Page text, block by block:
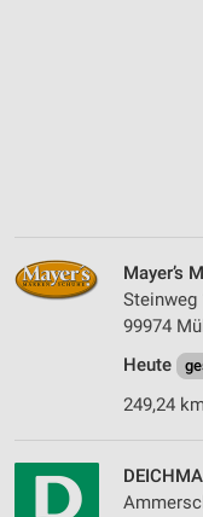
Mayer’s
Steinweg
99974
Heute
249,24 km